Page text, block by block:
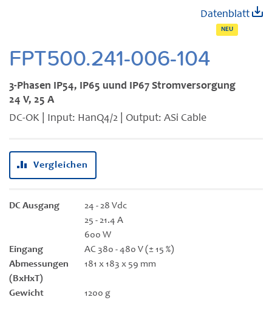
FPT500.241-006-104
NEU
3-Phasen IP54, IP65 uund IP67 Stromversorgung
24 V, 25 A
DC-OK | Input: HanQ4/2 | Output: ASi Cable
Datenblatt
Vergleichen
DC Ausgang
24 - 28 Vdc
25 - 21.4 A
600 W
Eingang
AC 380 - 480 V (± 15 %)
Abmessungen
(BxHxT)
181 x 183 x 59 mm
Gewicht 1200 g
Bildgalerie
springen